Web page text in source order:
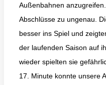
Außenbahnen
Abschlüsse zu ungenau.
besser ins Spiel und
der laufenden Saison auf
wieder spielten sie
17. Minute konnte unsere